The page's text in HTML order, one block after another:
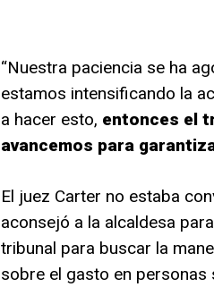
“Nuestra paciencia se ha
estamos intensificando la
a hacer esto, entonces el
avancemos para
El juez Carter no estaba
aconsejó a la alcaldesa
tribunal para buscar la
sobre el gasto en personas